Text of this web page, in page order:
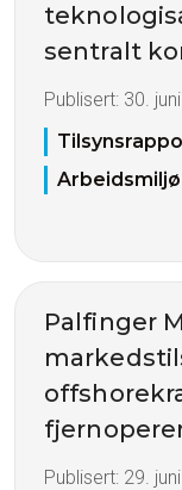
sentralt
Publisert: 30.
Arbeidsmiljø
Palfinger
Publisert: 29.